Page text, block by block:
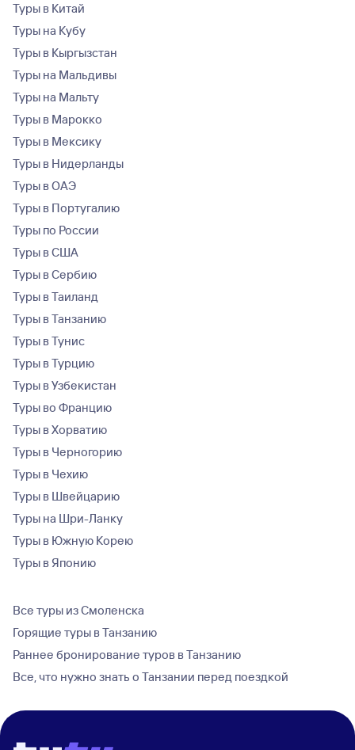
Туры в Китай
Туры на Кубу
Туры в Кыргызстан
Туры на Мальдивы
Туры на Мальту
Туры в Марокко
Туры в Мексику
Туры в Нидерланды
Туры в ОАЭ
Туры в Португалию
Туры по России
Туры в США
Туры в Сербию
Туры в Таиланд
Туры в Танзанию
Туры в Тунис
Туры в Турцию
Туры в Узбекистан
Туры во Францию
Туры в Хорватию
Туры в Черногорию
Туры в Чехию
Туры в Швейцарию
Туры на Шри-Ланку
Туры в Южную Корею
Туры в Японию
Все туры из Смоленска
Горящие туры в Танзанию
Раннее бронирование туров в Танзанию
Все, что нужно знать о Танзании перед поездкой